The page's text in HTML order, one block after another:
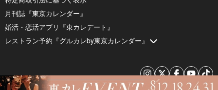
月刊誌『東京カレンダー』
婚活・恋活アプリ『東カレデート』
レストラン予約『グルカレby東京カレンダー』
© 2026 by Tokyo Calendar, Inc.